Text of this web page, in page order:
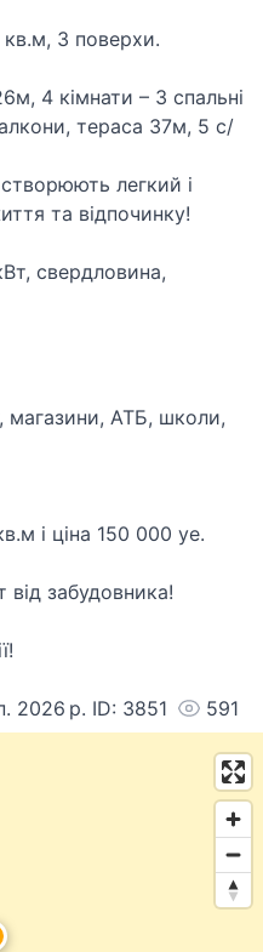
кв.м, 3 поверхи.
4 кімнати – 3 спальні
тераса 37м, 5 с/
легкий і
та відпочинку!
свердловина,
магазини, АТБ, школи,
і ціна 150 000 уе.
від забудовника!
2026 р. ID: 3851 591